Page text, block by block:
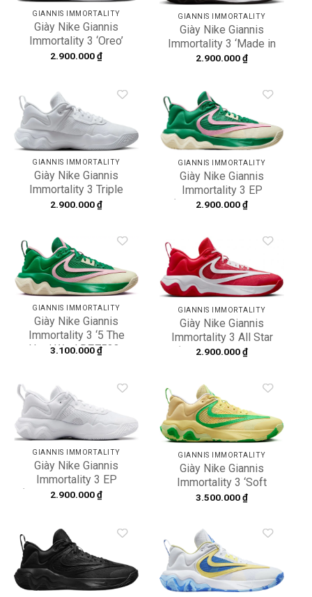
GIANNIS IMMORTALITY
Giày Nike Giannis
Immortality 3 ‘Oreo’
DZ7533-100
2.900.000₫
GIANNIS IMMORTALITY
Giày Nike Giannis
Immortality 3 ‘Made in
Sepolia’ DZ7533-003
2.900.000₫
Add to
wishlist
GIANNIS IMMORTALITY
Giày Nike Giannis
Immortality 3 Triple
White DZ7533-102
2.900.000₫
Add to
wishlist
GIANNIS IMMORTALITY
Giày Nike Giannis
Immortality 3 EP
‘Green’ DZ7534-300
2.900.000₫
Add to
wishlist
GIANNIS IMMORTALITY
Giày Nike Giannis
Immortality 3 ‘5 The
Hard Way’ DZ7533-
3.100.000₫
Add to
wishlist
GIANNIS IMMORTALITY
Giày Nike Giannis
Immortality 3 All Star
‘Red’ FV4057-600
2.900.000₫
wishlist
GIANNIS IMMORTALITY
Giày Nike Giannis
Immortality 3 EP
‘Triple White’ DZ7534-
2.900.000₫
Add to
wishlist
GIANNIS IMMORTALITY
Giày Nike Giannis
Immortality 3 ‘Soft
Yellow’ DZ7533-700
3.500.000₫
Add to
wishlist
Add to
wishlist